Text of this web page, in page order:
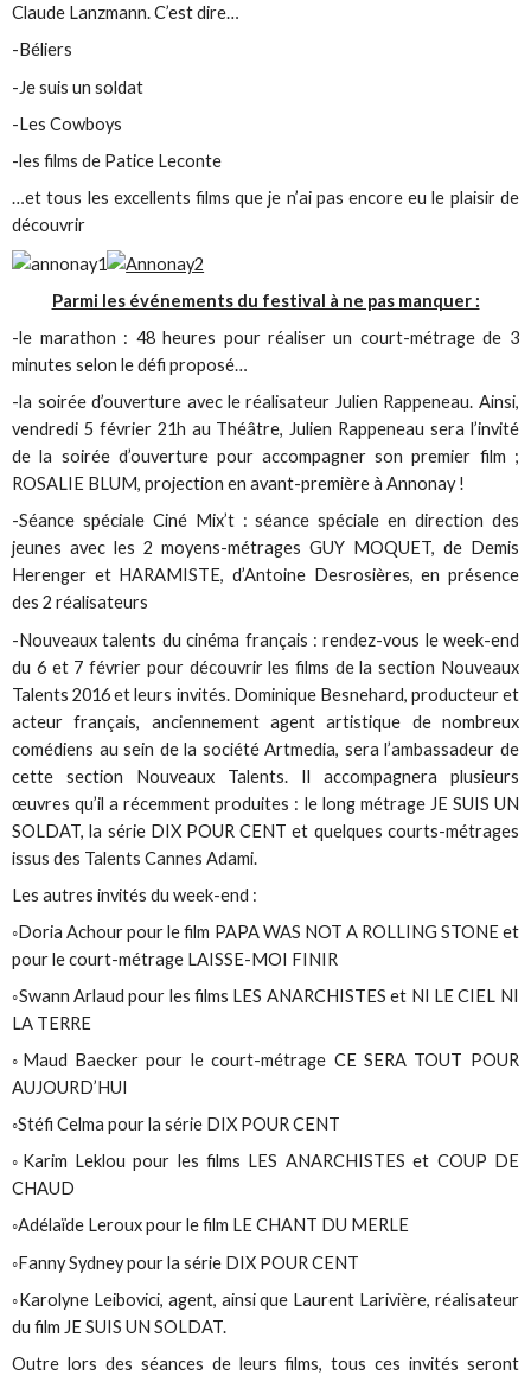
Claude Lanzmann. C’est dire…
-Béliers
-Je suis un soldat
-Les Cowboys
-les films de Patice Leconte
…et tous les excellents films que je n’ai pas encore eu le plaisir de
découvrir
Parmi les événements du festival à ne pas manquer :
-le marathon : 48 heures pour réaliser un court-métrage de 3
minutes selon le défi proposé…
-la soirée d’ouverture avec le réalisateur Julien Rappeneau. Ainsi,
vendredi 5 février 21h au Théâtre, Julien Rappeneau sera l’invité
de la soirée d’ouverture pour accompagner son premier film ;
ROSALIE BLUM, projection en avant-première à Annonay !
-Séance spéciale Ciné Mix’t : séance spéciale en direction des
jeunes avec les 2 moyens-métrages GUY MOQUET, de Demis
Herenger et HARAMISTE, d’Antoine Desrosières, en présence
des 2 réalisateurs
-Nouveaux talents du cinéma français : rendez-vous le week-end
du 6 et 7 février pour découvrir les films de la section Nouveaux
Talents 2016 et leurs invités. Dominique Besnehard, producteur et
acteur français, anciennement agent artistique de nombreux
comédiens au sein de la société Artmedia, sera l’ambassadeur de
cette section Nouveaux Talents. Il accompagnera plusieurs
œuvres qu’il a récemment produites : le long métrage JE SUIS UN
SOLDAT, la série DIX POUR CENT et quelques courts-métrages
issus des Talents Cannes Adami.
Les autres invités du week-end :
◦Doria Achour pour le film PAPA WAS NOT A ROLLING STONE et
pour le court-métrage LAISSE-MOI FINIR
◦Swann Arlaud pour les films LES ANARCHISTES et NI LE CIEL NI
LA TERRE
◦Maud Baecker pour le court-métrage CE SERA TOUT POUR
AUJOURD’HUI
◦Stéfi Celma pour la série DIX POUR CENT
◦Karim Leklou pour les films LES ANARCHISTES et COUP DE
CHAUD
◦Adélaïde Leroux pour le film LE CHANT DU MERLE
◦Fanny Sydney pour la série DIX POUR CENT
◦Karolyne Leibovici, agent, ainsi que Laurent Larivière, réalisateur
du film JE SUIS UN SOLDAT.
Outre lors des séances de leurs films, tous ces invités seront